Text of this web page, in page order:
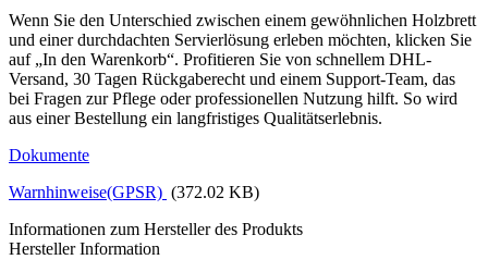
Wenn Sie den Unterschied zwischen einem gewöhnlichen Holzbrett
und einer durchdachten Servierlösung erleben möchten, klicken Sie
auf „In den Warenkorb“. Profitieren Sie von schnellem DHL-
Versand, 30 Tagen Rückgaberecht und einem Support-Team, das
bei Fragen zur Pflege oder professionellen Nutzung hilft. So wird
aus einer Bestellung ein langfristiges Qualitäts­erlebnis.
Dokumente
Warnhinweise(GPSR) (372.02 KB)
Informationen zum Hersteller des Produkts
Hersteller Information